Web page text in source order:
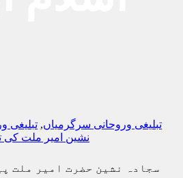
تبلیغی وروحانی سرگرمیاں, تبلیغی
نشین امیر ملت کی
سجادہ نشین حضرت امیر ملت